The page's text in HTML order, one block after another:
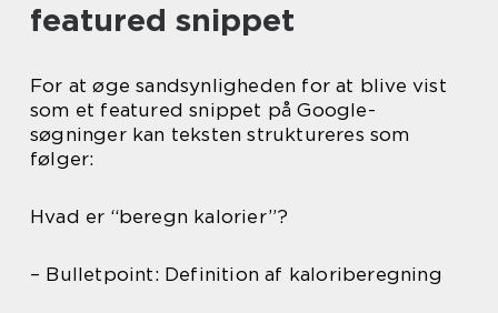
featured snippet
For at øge sandsynligheden for at blive vist
som et featured snippet på Google-
søgninger kan teksten struktureres som
følger:
Hvad er “beregn kalorier”?
– Bulletpoint: Definition af kaloriberegning